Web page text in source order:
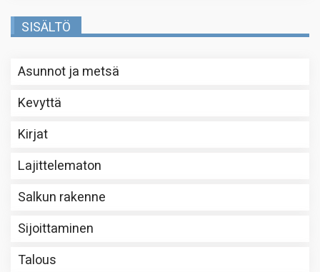
SISÄLTÖ
Asunnot ja metsä
Kevyttä
Kirjat
Lajittelematon
Salkun rakenne
Sijoittaminen
Talous